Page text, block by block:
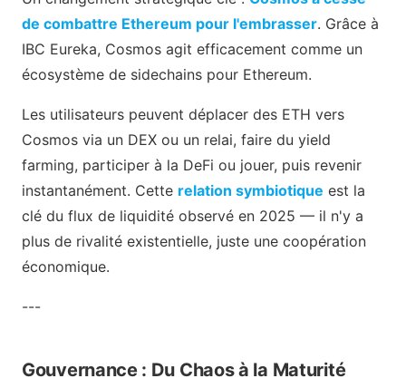
de combattre Ethereum pour l'embrasser. Grâce à
IBC Eureka, Cosmos agit efficacement comme un
écosystème de sidechains pour Ethereum.
Les utilisateurs peuvent déplacer des ETH vers
Cosmos via un DEX ou un relai, faire du yield
farming, participer à la DeFi ou jouer, puis revenir
instantanément. Cette relation symbiotique est la
clé du flux de liquidité observé en 2025 — il n'y a
plus de rivalité existentielle, juste une coopération
économique.
---
Gouvernance : Du Chaos à la Maturité